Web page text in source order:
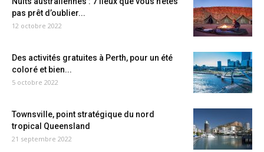
pas prêt d’oublier...
12 octobre 2022
Des activités gratuites à Perth, pour un été
coloré et bien...
5 octobre 2022
Townsville, point stratégique du nord
tropical Queensland
21 septembre 2022